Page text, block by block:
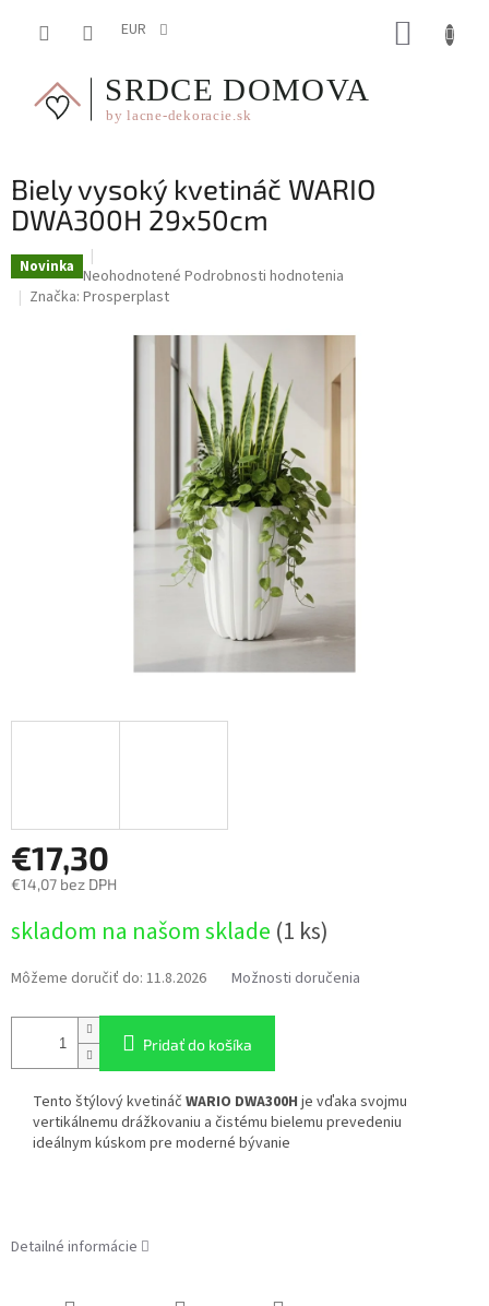
EUR
Biely vysoký kvetináč WARIO
DWA300H 29x50cm
Novinka Priemerné
hodnotenie
Neohodnotené Podrobnosti hodnotenia
Značka: Prosperplast
€17,30
€14,07 bez DPH
cena:
skladom na našom sklade (1 ks)
Môžeme doručiť do: 11.8.2026 Možnosti doručenia
Pridať do košíka
Tento štýlový kvetináč WARIO DWA300H je vďaka svojmu
vertikálnemu drážkovaniu a čistému bielemu prevedeniu
ideálnym kúskom pre moderné bývanie
Detailné informácie